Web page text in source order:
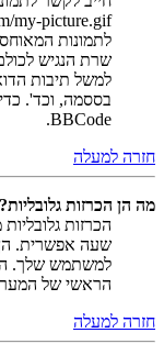
לתמונות
שרת הנגיש
BBCode.
חזרה למעלה
מה הן הכרזות גלובליות?
הכרזות
שעה אפשרית. הן
למשתמש שלך.
הראשי של
חזרה למעלה